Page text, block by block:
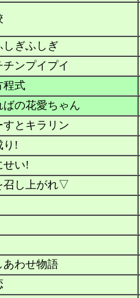
しぎふしぎ
ンプイプイ
程式
ばの花愛ちゃん
すとキラリン
り!
せい!
召し上がれ▽
あわせ物語